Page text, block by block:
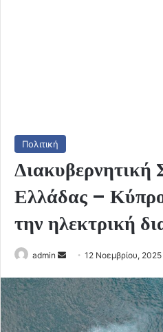
Πολιτική
Διακυβερνητική
Ελλάδας –
την ηλεκτρική
admin
Send
email
12 Νοεμβρίου, 2025